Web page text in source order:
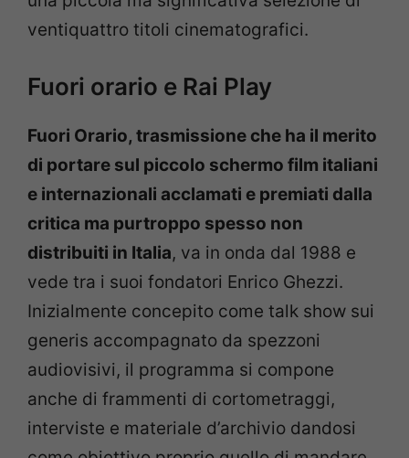
ventiquattro titoli cinematografici.
Fuori orario e Rai Play
Fuori Orario, trasmissione che ha il merito
di portare sul piccolo schermo film italiani
e internazionali acclamati e premiati dalla
critica ma purtroppo spesso non
distribuiti in Italia, va in onda dal 1988 e
vede tra i suoi fondatori Enrico Ghezzi.
Inizialmente concepito come talk show sui
generis accompagnato da spezzoni
audiovisivi, il programma si compone
anche di frammenti di cortometraggi,
interviste e materiale d’archivio dandosi